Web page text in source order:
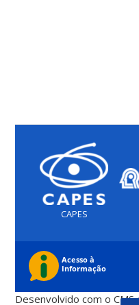
CAPES
Desenvolvido com o